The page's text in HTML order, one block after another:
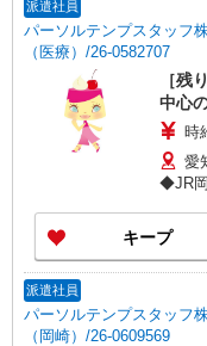
派遣社員
パーソルテンプスタッフ
（医療）/26-0582707
［残
中心
時
愛
◆JR
ご負
キープ
派遣社員
パーソルテンプスタッフ
（岡崎）/26-0609569